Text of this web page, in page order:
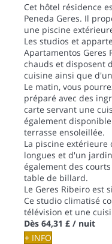
Cet hôtel résidence
Peneda Geres. Il
une piscine
Les studios et
Apartamentos Geres
chauds et disposent
cuisine ainsi que
Le matin, vous
préparé avec des
carte servant une
également
terrasse ensoleillée.
La piscine extérieure
longues et d'un
également des
table de billard.
Le Geres Ribeiro est
Ce studio climatisé
télévision et une
Dès 64,31 £ / nuit
+ INFO